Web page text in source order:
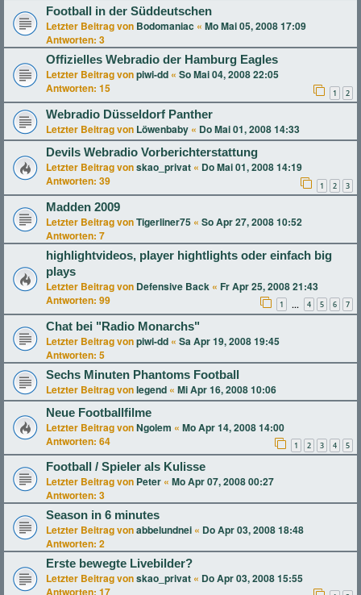
Football in der Süddeutschen
Letzter Beitrag von Bodomaniac « Mo Mai 05, 2008 17:09
Antworten: 3
Offizielles Webradio der Hamburg Eagles
Letzter Beitrag vonpiwi-dd « So Mai 04, 2008 22:05
Antworten: 15 1 2
Webradio Düsseldorf Panther
Letzter Beitrag von Löwenbaby « Do Mai 01, 2008 14:33
Devils Webradio Vorberichterstattung
Letzter Beitrag vonskao_privat « Do Mai 01, 2008 14:19
Antworten: 39 1 2 3
Madden 2009
Letzter Beitrag vonTigerliner75 « So Apr 27, 2008 10:52
Antworten: 7
highlightvideos, player hightlights oder einfach big
plays
Letzter Beitrag von Defensive Back « Fr Apr 25, 2008 21:43
Antworten: 99 1 … 4 5 6 7
Chat bei "Radio Monarchs"
Letzter Beitrag vonpiwi-dd « Sa Apr 19, 2008 19:45
Antworten: 5
Sechs Minuten Phantoms Football
Letzter Beitrag vonlegend « Mi Apr 16, 2008 10:06
Neue Footballfilme
Letzter Beitrag vonNgolem « Mo Apr 14, 2008 14:00
Antworten: 64 1 2 3 4 5
Football / Spieler als Kulisse
Letzter Beitrag von Peter « Mo Apr 07, 2008 00:27
Antworten: 3
Season in 6 minutes
Letzter Beitrag vonabbelundnei « Do Apr 03, 2008 18:48
Antworten: 2
Erste bewegte Livebilder?
Letzter Beitrag vonskao_privat « Do Apr 03, 2008 15:55